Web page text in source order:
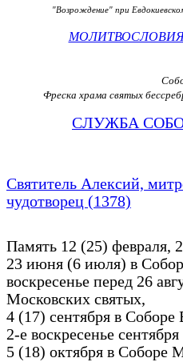
"Возрождение" при
Фреска храма святых
СЛУЖБА
Святитель Алексий,
чудотворец (1378)
Память 12 (25) февраля,
23 июня (6 июля) в
воскресенье перед 26
Московских святых,
4 (17) сентября в
2-е воскресенье
5 (18) октября в Соборе